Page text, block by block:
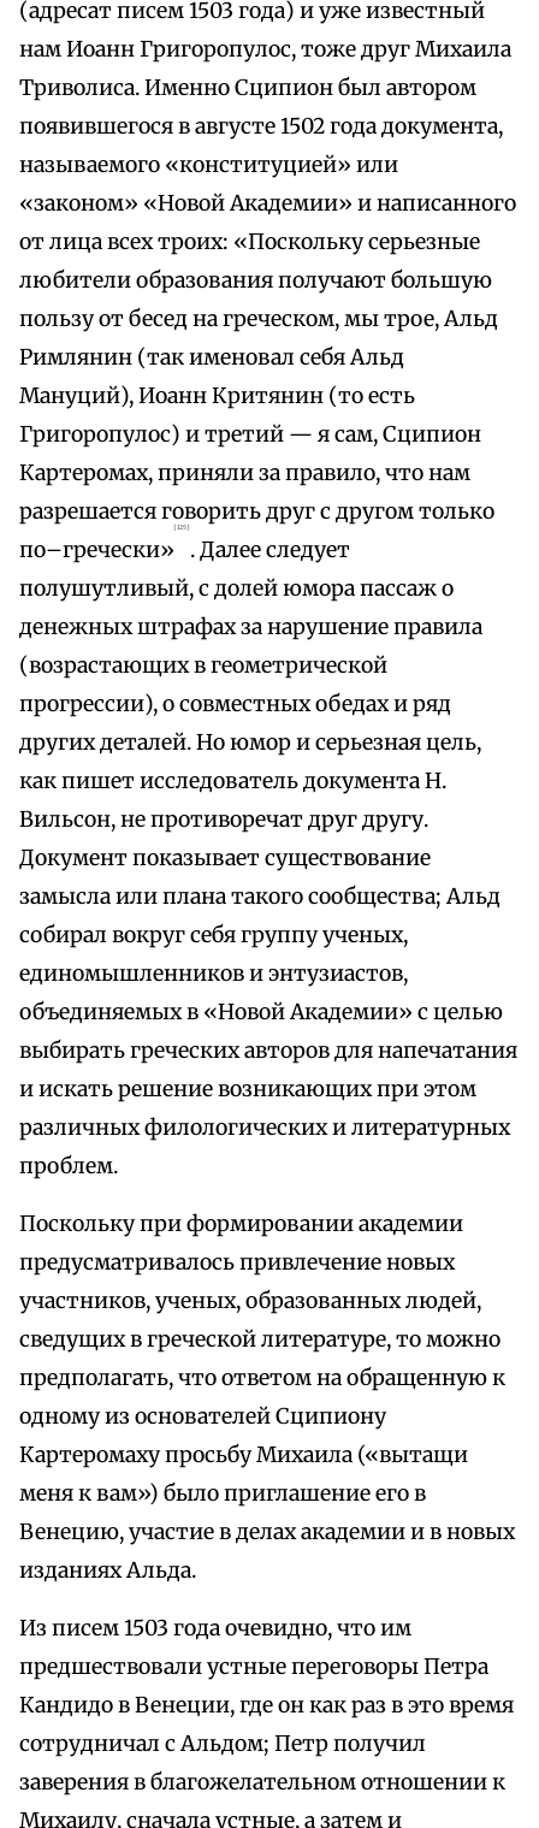
(адресат писем 1503 года) и уже известный
нам Иоанн Григоропулос, тоже друг Михаила
Триволиса. Именно Сципион был автором
появившегося в августе 1502 года документа,
называемого «конституцией» или
«законом» «Новой Академии» и написанного
от лица всех троих: «Поскольку серьезные
любители образования получают большую
пользу от бесед на греческом, мы трое, Альд
Римлянин (так именовал себя Альд
Мануций), Иоанн Критянин (то есть
Григоропулос) и третий — я сам, Сципион
Картеромах, приняли за правило, что нам
разрешается говорить друг с другом только
по–гречески»
{125}
. Далее следует
полушутливый, с долей юмора пассаж о
денежных штрафах за нарушение правила
(возрастающих в геометрической
прогрессии), о совместных обедах и ряд
других деталей. Но юмор и серьезная цель,
как пишет исследователь документа Н.
Вильсон, не противоречат друг другу.
Документ показывает существование
замысла или плана такого сообщества; Альд
собирал вокруг себя группу ученых,
единомышленников и энтузиастов,
объединяемых в «Новой Академии» с целью
выбирать греческих авторов для напечатания
и искать решение возникающих при этом
различных филологических и литературных
проблем.
Поскольку при формировании академии
предусматривалось привлечение новых
участников, ученых, образованных людей,
сведущих в греческой литературе, то можно
предполагать, что ответом на обращенную к
одному из основателей Сципиону
Картеромаху просьбу Михаила («вытащи
меня к вам») было приглашение его в
Венецию, участие в делах академии и в новых
изданиях Альда.
Из писем 1503 года очевидно, что им
предшествовали устные переговоры Петра
Кандидо в Венеции, где он как раз в это время
сотрудничал с Альдом; Петр получил
заверения в благожелательном отношении к
Михаилу, сначала устные, а затем и